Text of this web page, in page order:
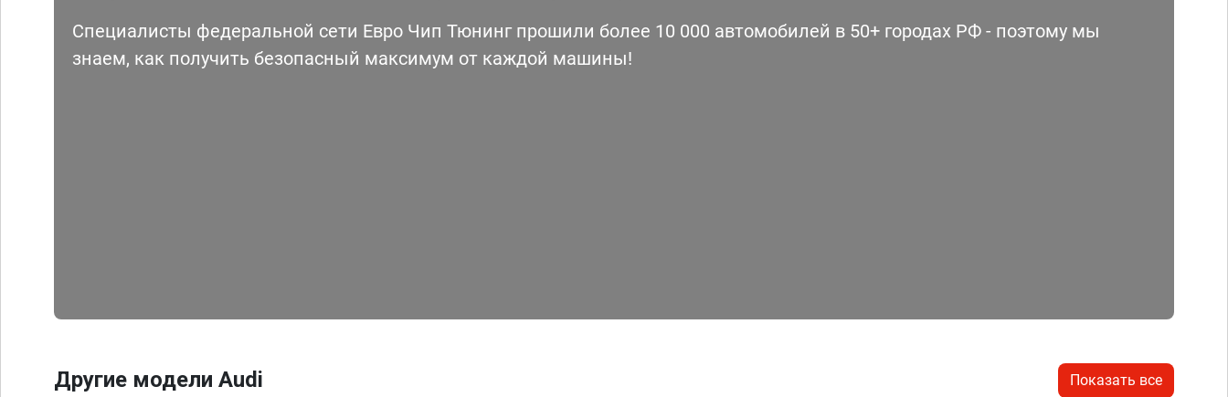
Специалисты федеральной сети Евро Чип Тюнинг прошили более 10 000 автомобилей в 50+ городах РФ - поэтому мы
знаем, как получить безопасный максимум от каждой машины!
Другие модели Audi Показать все